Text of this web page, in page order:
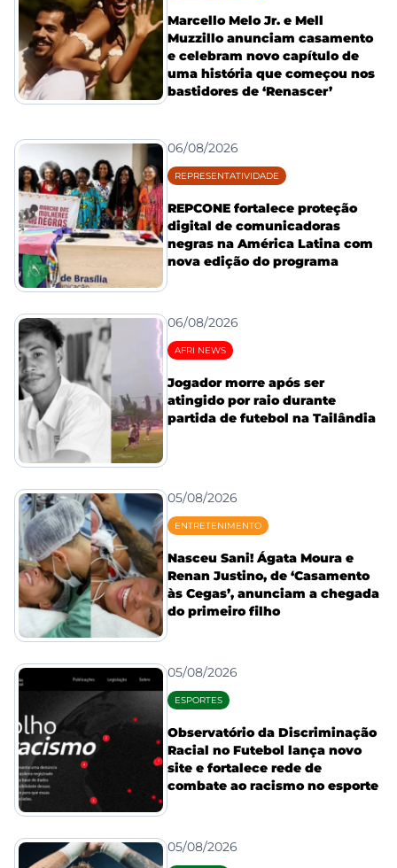
Marcello Melo Jr. e Mell
Muzzillo anunciam casamento
e celebram novo capítulo de
uma história que começou nos
bastidores de ‘Renascer’
06/08/2026
REPRESENTATIVIDADE
REPCONE fortalece proteção
digital de comunicadoras
negras na América Latina com
nova edição do programa
06/08/2026
AFRI NEWS
Jogador morre após ser
atingido por raio durante
partida de futebol na Tailândia
05/08/2026
ENTRETENIMENTO
Nasceu Sani! Ágata Moura e
Renan Justino, de ‘Casamento
às Cegas’, anunciam a chegada
do primeiro filho
05/08/2026
ESPORTES
Observatório da Discriminação
Racial no Futebol lança novo
site e fortalece rede de
combate ao racismo no esporte
05/08/2026